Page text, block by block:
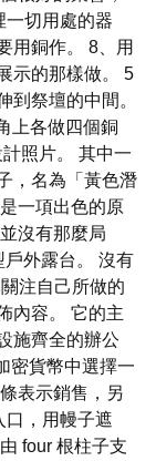
一切用處的器
用銅作。 8、用
示的那樣做。 5
到祭壇的中間。
上各做四個銅
照片。 其中一
，名為「黃色潛
一項出色的原
沒有那麼局
外露台。 沒有
注自己所做的
內容。 它的主
施齊全的辦公
密貨幣中選擇一
表示銷售，另
口，用幔子遮
four 根柱子支